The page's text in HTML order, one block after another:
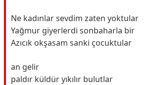
Ne kadınlar sevdim zaten yoktular
Yağmur giyerlerdi sonbaharla bir
Azıcık okşasam sanki çocuktular
an gelir
paldır küldür yıkılır bulutlar